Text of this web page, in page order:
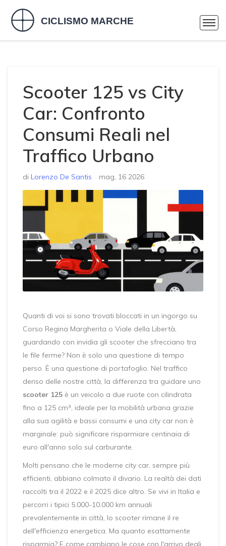
Scooter 125 vs City
Car: Confronto
Consumi Reali nel
Traffico Urbano
di Lorenzo De Santis mag, 16 2026
Quanti di voi si sono trovati bloccati in un ingorgo su
Corso Regina Margherita o Viale della Libertà,
guardando con invidia gli scooter che sfrecciano tra
le file ferme? Non è solo una questione di tempo
perso. È una questione di portafoglio. Nel traffico
denso delle nostre città, la differenza tra guidare uno
scooter 125 è un veicolo a due ruote con cilindrata
fino a 125 cm³, ideale per la mobilità urbana grazie
alla sua agilità e bassi consumi e una city car non è
marginale: può significare risparmiare centinaia di
euro all'anno solo sul carburante.
Molti pensano che le moderne city car, sempre più
efficienti, abbiano colmato il divario. La realtà dei dati
raccolti tra il 2022 e il 2025 dice altro. Se vivi in Italia e
percorri i tipici 5.000-10.000 km annuali
prevalentemente in città, lo scooter rimane il re
dell'efficienza energetica. Ma quanto esattamente
risparmia? E come cambiano le cose con l'arrivo degli